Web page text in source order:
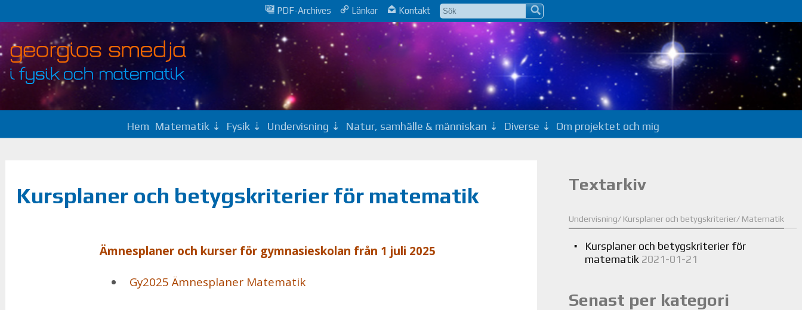
PDF-Archives Länkar Kontakt
Hem Matematik Fysik Undervisning Natur, samhälle & människan Diverse Om projektet och mig
Kursplaner och betygskriterier för matematik
Ämnes­pla­ner och kur­ser för gym­na­sie­sko­lan från 1 juli 2025
Gy2025 Ämnes­pla­ner Ma­te­ma­tik
Textarkiv
Undervisning/ Kursplaner och betygskriterier/ Matematik
Kursplaner och betygskriterier för
matematik 2021-01-21
Senast per kategori